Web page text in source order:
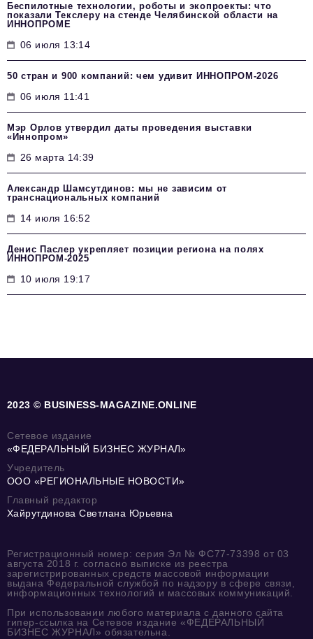
Беспилотные технологии, роботы и экопроекты: что
показали Текслеру на стенде Челябинской области на
ИННОПРОМЕ
06 июля 13:14
50 стран и 900 компаний: чем удивит ИННОПРОМ‑2026
06 июля 11:41
Мэр Орлов утвердил даты проведения выставки
«Иннопром»
26 марта 14:39
Александр Шамсутдинов: мы не зависим от
транснациональных компаний
14 июля 16:52
Денис Паслер укрепляет позиции региона на полях
ИННОПРОМ-2025
10 июля 19:17
2023 © BUSINESS-MAGAZINE.ONLINE
Сетевое издание
«ФЕДЕРАЛЬНЫЙ БИЗНЕС ЖУРНАЛ»
Учредитель
ООО «РЕГИОНАЛЬНЫЕ НОВОСТИ»
Главный редактор
Хайрутдинова Светлана Юрьевна
Регистрационный номер: серия Эл № ФС77-73398 от 03
августа 2018 г. согласно выписке из реестра
зарегистрированных средств массовой информации
выдана Федеральной службой по надзору в сфере связи,
информационных технологий и массовых коммуникаций.
При использовании любого материала с данного сайта
гипер-ссылка на Сетевое издание «ФЕДЕРАЛЬНЫЙ
БИЗНЕС ЖУРНАЛ» обязательна.